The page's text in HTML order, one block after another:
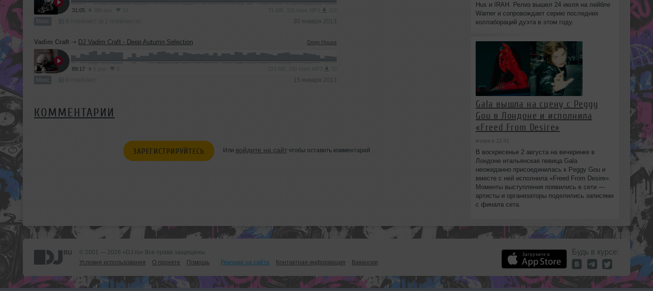
31:05
Микс 30 января 2013
Vadim Craft ➝ DJ Vadim Craft - Deep Autumn Selection Deep House
89:17
Микс 15 января 2013
КОММЕНТАРИИ
ЗАРЕГИСТРИРУЙТЕСЬ Или войдите на сайтчтобы оставить комментарий
Hus и IRAH. Релиз вышел 24 июля на лейбле
Warner и сопровождает серию последних
коллабораций дуэта в этом году.
Gala вышла на сцену с Peggy
Gou в Лондоне и исполнила
«Freed From Desire»
вчера в 12:41
В воскресенье 2 августа на вечеринке в
Лондоне итальянская певица Gala
неожиданно присоединилась к Peggy Gou и
вместе с ней исполнила «Freed From Desire».
Моменты выступления появились в сети —
артисты и организаторы поделились записями
с финала сета.
© 2001 — 2026 «DJ.ru» Все права защищены.
Условия использования
О проекте Помощь Реклама на сайте Контактная информация Вакансии
Будь в курсе: